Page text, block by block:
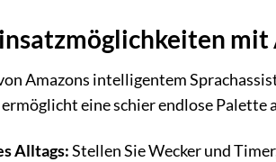
mit
Amazons intelligentem
eine schier endlose Palette
Alltags:Stellen Sie Wecker und